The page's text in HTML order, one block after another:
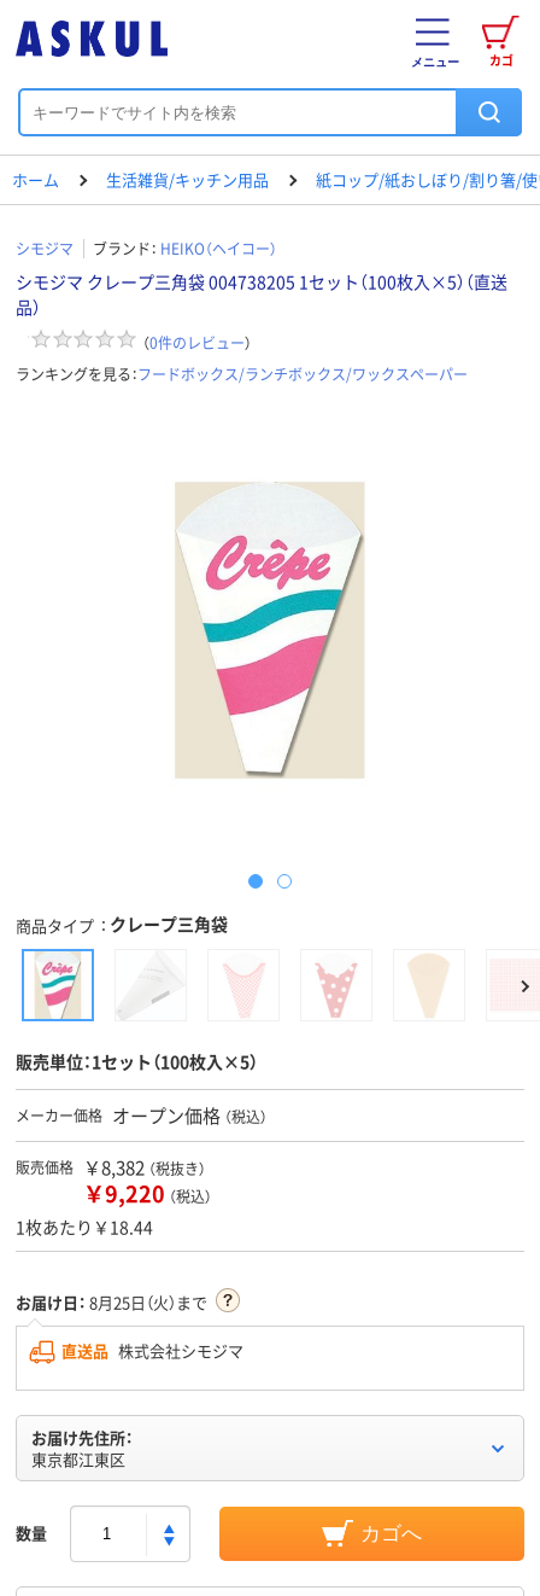
カゴ
メニュー
ホーム 生活雑貨/キッチン用品 紙コップ/紙おしぼり/割り箸/
シモジマ ブランド： HEIKO（ヘイコー）
シモジマ クレープ三角袋 004738205 1セット（100枚入×5）（直送
品）
（0件のレビュー）
ランキングを見る：フードボックス/ランチボックス/ワックスペーパー
商品タイプ クレープ三角袋
販売単位：1セット（100枚入×5）
メーカー価格 オープン価格 （税込）
販売価格 ￥8,382 （税抜き）
￥9,220 （税込）
1枚あたり￥18.44
お届け日： 8月25日（火）まで
直送品 株式会社シモジマ
お届け先住所：
東京都江東区
数量 カゴへ